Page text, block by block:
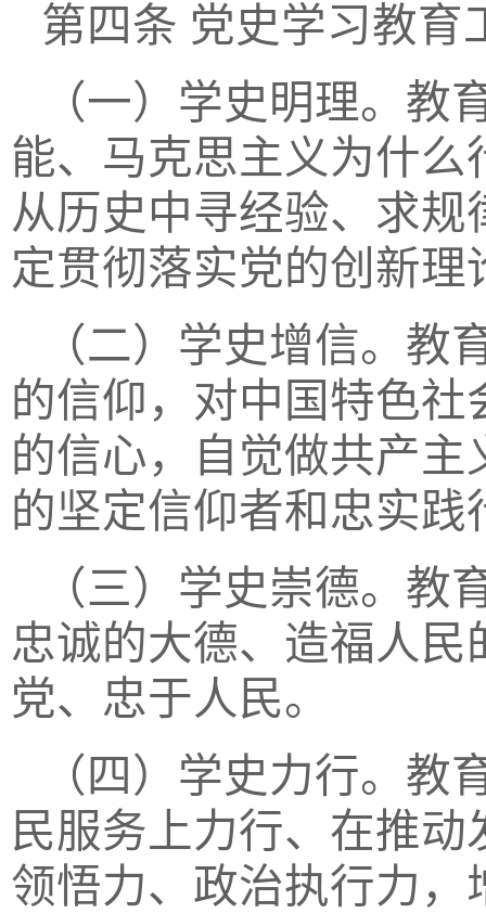
第四条 党史学习教育
（一）学史明理。
能、马克思主义为什
从历史中寻经验、求
定贯彻落实党的创新
（二）学史增信。
的信仰，对中国特色
的信心，自觉做共产
的坚定信仰者和忠实践
（三）学史崇德。
忠诚的大德、造福人
党、忠于人民。
（四）学史力行。
民服务上力行、在推
领悟力、政治执行力